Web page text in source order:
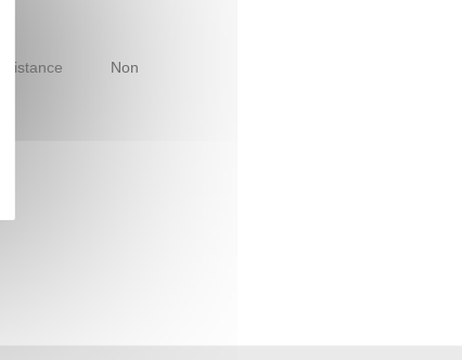
distance Non